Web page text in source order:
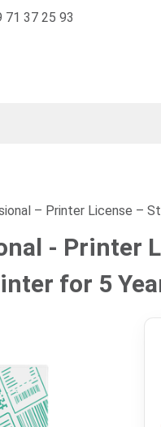
71 37 25 93
– Printer License –
- Printer
for 5